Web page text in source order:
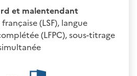
et malentendant
(LSF), langue
(LFPC), sous-titrage